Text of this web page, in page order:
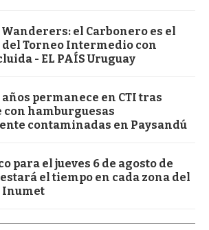
Wanderers: el Carbonero es el
Torneo Intermedio con
- EL PAÍS Uruguay
años permanece en CTI tras
hamburguesas
contaminadas en Paysandú
para el jueves 6 de agosto de
el tiempo en cada zona del
Inumet